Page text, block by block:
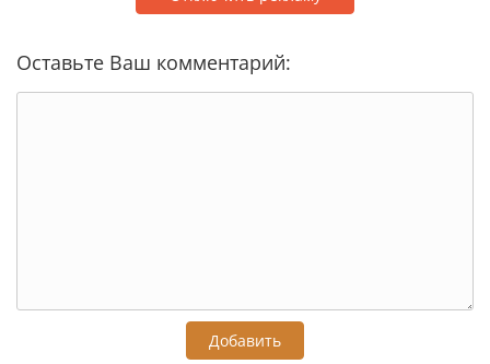
Оставьте Ваш комментарий:
Добавить